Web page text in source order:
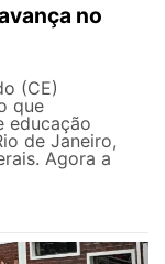
no
(CE)
que
educação
de Janeiro,
Agora a